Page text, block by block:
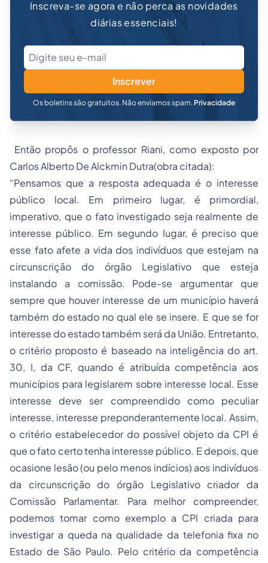
Inscreva-se agora e não perca as novidades
diárias essenciais!
Inscrever
Os boletins são gratuitos. Não enviamos spam. Privacidade
Então propôs o professor Riani, como exposto por
Carlos Alberto De Alckmin Dutra(obra citada):
“Pensamos que a resposta adequada é o interesse
público local. Em primeiro lugar, é primordial,
imperativo, que o fato investigado seja realmente de
interesse público. Em segundo lugar, é preciso que
esse fato afete a vida dos indivíduos que estejam na
circunscrição do órgão Legislativo que esteja
instalando a comissão. Pode-se argumentar que
sempre que houver interesse de um município haverá
também do estado no qual ele se insere. E que se for
interesse do estado também será da União. Entretanto,
o critério proposto é baseado na inteligência do art.
30, I, da CF, quando é atribuída competência aos
municípios para legislarem sobre interesse local. Esse
interesse deve ser compreendido como peculiar
interesse, interesse preponderantemente local. Assim,
o critério estabelecedor do possível objeto da CPI é
que o fato certo tenha interesse público. E depois, que
ocasione lesão (ou pelo menos indícios) aos indivíduos
da circunscrição do órgão Legislativo criador da
Comissão Parlamentar. Para melhor compreender,
podemos tomar como exemplo a CPI criada para
investigar a queda na qualidade da telefonia fixa no
Estado de São Paulo. Pelo critério da competência